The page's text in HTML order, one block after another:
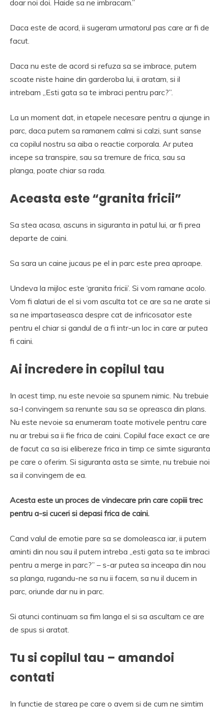
doar noi doi. Haide sa ne imbracam.”
Daca este de acord, ii sugeram urmatorul pas care ar fi de
facut.
Daca nu este de acord si refuza sa se imbrace, putem
scoate niste haine din garderoba lui, ii aratam, si il
intrebam „Esti gata sa te imbraci pentru parc?”.
La un moment dat, in etapele necesare pentru a ajunge in
parc, daca putem sa ramanem calmi si calzi, sunt sanse
ca copilul nostru sa aiba o reactie corporala. Ar putea
incepe sa transpire, sau sa tremure de frica, sau sa
planga, poate chiar sa rada.
Aceasta este “granita fricii”
Sa stea acasa, ascuns in siguranta in patul lui, ar fi prea
departe de caini.
Sa sara un caine jucaus pe el in parc este prea aproape.
Undeva la mijloc este ‘granita fricii’. Si vom ramane acolo.
Vom fi alaturi de el si vom asculta tot ce are sa ne arate si
sa ne impartaseasca despre cat de infricosator este
pentru el chiar si gandul de a fi intr-un loc in care ar putea
fi caini.
Ai incredere in copilul tau
In acest timp, nu este nevoie sa spunem nimic. Nu trebuie
sa-l convingem sa renunte sau sa se opreasca din plans.
Nu este nevoie sa enumeram toate motivele pentru care
nu ar trebui sa ii fie frica de caini. Copilul face exact ce are
de facut ca sa isi elibereze frica in timp ce simte siguranta
pe care o oferim. Si siguranta asta se simte, nu trebuie noi
sa il convingem de ea.
Acesta este un proces de vindecare prin care copiii trec
pentru a-si cuceri si depasi frica de caini.
Cand valul de emotie pare sa se domoleasca iar, ii putem
aminti din nou sau il putem intreba „esti gata sa te imbraci
pentru a merge in parc?” – s-ar putea sa inceapa din nou
sa planga, rugandu-ne sa nu ii facem, sa nu il ducem in
parc, oriunde dar nu in parc.
Si atunci continuam sa fim langa el si sa ascultam ce are
de spus si aratat.
Tu si copilul tau – amandoi
contati
In functie de starea pe care o avem si de cum ne simtim